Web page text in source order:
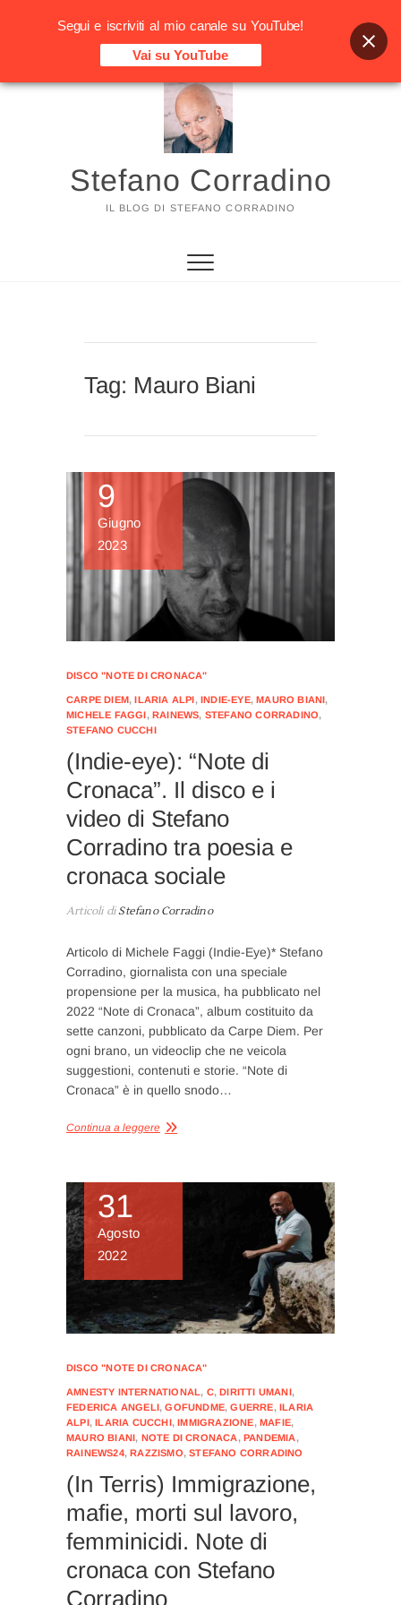
Vai
Stefano Corradino
IL BLOG DI STEFANO CORRADINO
Tag: Mauro Biani
9
Giugno
2023
DISCO "NOTE DI CRONACA"
CARPE DIEM,ILARIA ALPI,INDIE-EYE,MAURO BIANI,
MICHELE FAGGI,RAINEWS, STEFANO CORRADINO,
STEFANO CUCCHI
(Indie-eye): “Note di
Cronaca”. Il disco e i
video di Stefano
Corradino tra poesia e
cronaca sociale
Articoli diStefano Corradino
Articolo di Michele Faggi (Indie-Eye)* Stefano
Corradino, giornalista con una speciale
propensione per la musica, ha pubblicato nel
2022 “Note di Cronaca”, album costituito da
sette canzoni, pubblicato da Carpe Diem. Per
ogni brano, un videoclip che ne veicola
suggestioni, contenuti e storie. “Note di
Cronaca” è in quello snodo…
Continua a leggere
31
Agosto
2022
DISCO "NOTE DI CRONACA"
AMNESTY INTERNATIONAL, C,DIRITTI UMANI,
FEDERICA ANGELI,GOFUNDME,GUERRE,ILARIA
ALPI,ILARIA CUCCHI,IMMIGRAZIONE,MAFIE,
MAURO BIANI, NOTE DI CRONACA,PANDEMIA,
RAINEWS24,RAZZISMO,STEFANO CORRADINO
(In Terris) Immigrazione,
mafie, morti sul lavoro,
femminicidi. Note di
cronaca con Stefano
Corradino
Segui e iscriviti al mio canale su YouTube!
Vai su YouTube